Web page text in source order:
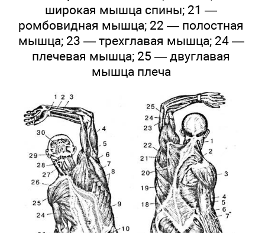
широкая мышца спины; 21 —
ромбовидная мышца; 22 — полостная
мышца; 23 — трехглавая мышца; 24 —
плечевая мышца; 25 — двуглавая
мышца плеча